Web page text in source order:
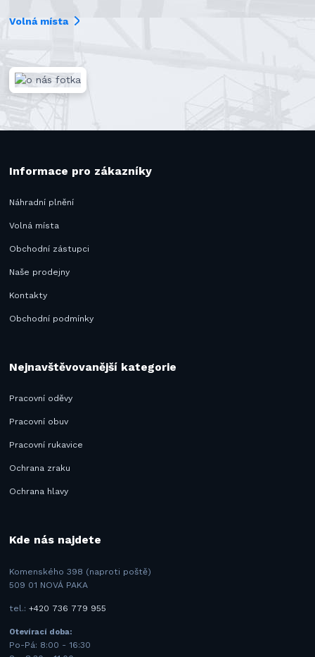
Volná místa
Informace pro zákazníky
Náhradní plnění
Volná místa
Obchodní zástupci
Naše prodejny
Kontakty
Obchodní podmínky
Nejnavštěvovanější kategorie
Pracovní oděvy
Pracovní obuv
Pracovní rukavice
Ochrana zraku
Ochrana hlavy
Kde nás najdete
Komenského 398 (naproti poště)
509 01 NOVÁ PAKA
tel.:+420 736 779 955
Otevírací doba:
Po-Pá: 8:00 - 16:30